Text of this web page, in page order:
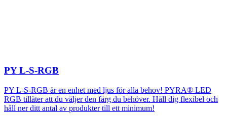
PY L-S-RGB
PY L-S-RGB är en enhet med ljus för alla behov! PYRA® LED
RGB tillåter att du väljer den färg du behöver. Håll dig flexibel och
håll ner ditt antal av produkter till ett minimum!